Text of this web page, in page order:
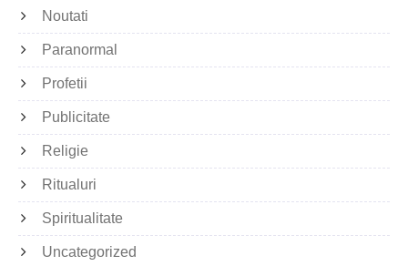
Noutati
Paranormal
Profetii
Publicitate
Religie
Ritualuri
Spiritualitate
Uncategorized